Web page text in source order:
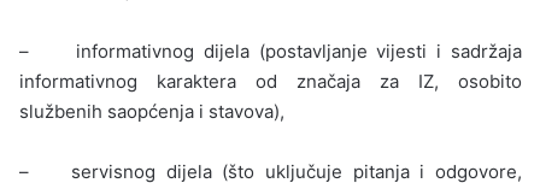
– informativnog dijela (postavljanje vijesti i sadržaja
informativnog karaktera od značaja za IZ, osobito
službenih saopćenja i stavova),
– servisnog dijela (što uključuje pitanja i odgovore,